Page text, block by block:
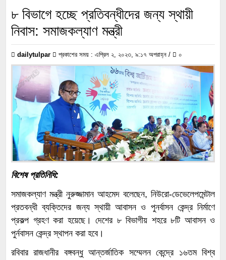
৮ বিভাগে হচ্ছে প্রতিবন্ধীদের জন্য স্থায়ী
নিবাস: সমাজকল্যাণ মন্ত্রী
dailytulpar প্রকাশের সময় : এপ্রিল ২, ২০২৩, ৯:১৭ অপরাহ্ন / ০
বিশেষ প্রতিনিধি:
সমাজকল্যাণ মন্ত্রী নুরুজ্জামান আহমেদ বলেছেন, নিউরো-ডেভেলেপমেন্টাল
প্রতবন্ধী ব্যক্তিদের জন্য স্থায়ী আবাসন ও পুনর্বাসন কেন্দ্র নির্মাণে
প্রকল্প গ্রহণ করা হয়েছে। দেশের ৮ বিভাগীয় শহরে ৮টি আবাসন ও
পুর্নবাসন কেন্দ্র স্থাপন করা হবে।
রবিবার রাজধানীর বঙ্গবন্ধু আন্তর্জাতিক সম্মেলন কেন্দ্রে ১৬তম বিশ্ব